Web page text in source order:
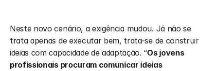
Neste novo cenário, a exigência mudou. Já não se
trata apenas de executar bem, trata-se de construir
ideias com capacidade de adaptação. “Os jovens
profissionais procuram comunicar ideias